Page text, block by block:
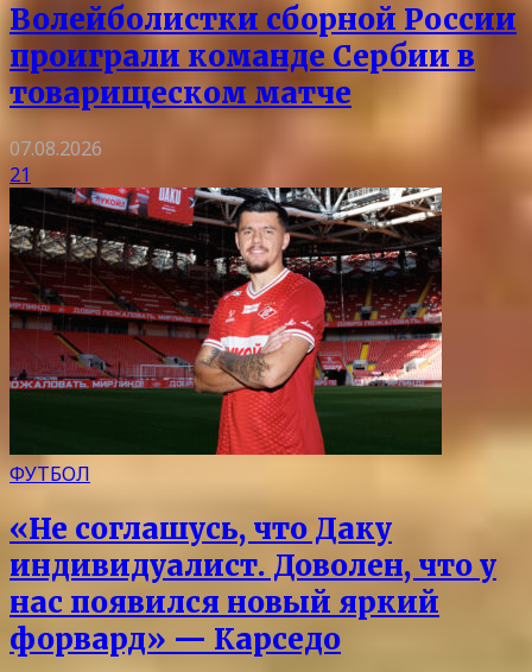
Волейболистки сборной России
проиграли команде Сербии в
товарищеском матче
07.08.2026
21
ФУТБОЛ
«Не соглашусь, что Даку
индивидуалист. Доволен, что у
нас появился новый яркий
форвард» — Карседо